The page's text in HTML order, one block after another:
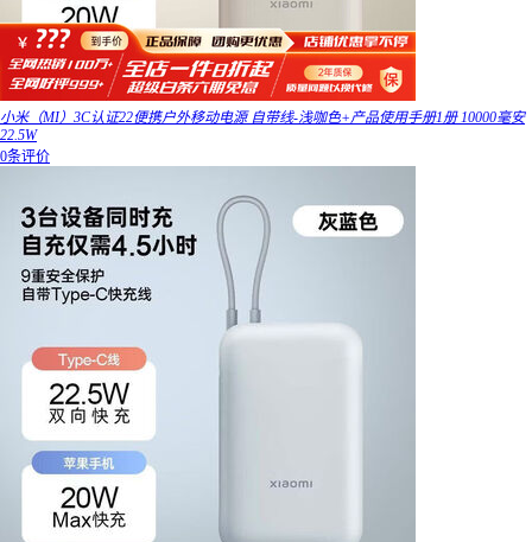
小米（MI）3C认证22便携户外移动电源 自带线-浅咖色+产品使用手册1册 10000毫安
22.5W
0条评价